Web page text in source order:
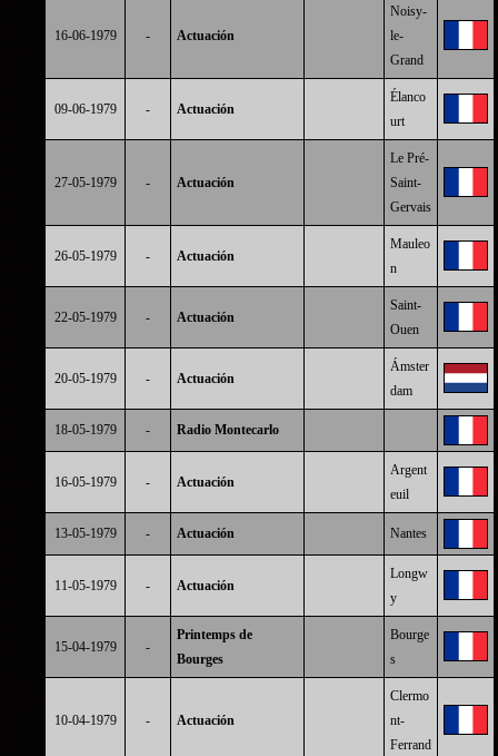
16-06-1979 - Actuación
Noisy-
le-
Grand
09-06-1979 - Actuación
Élanco
urt
27-05-1979 - Actuación
Le Pré-
Saint-
Gervais
26-05-1979 - Actuación
Mauleo
n
22-05-1979 - Actuación
Saint-
Ouen
20-05-1979 - Actuación
Ámster
dam
18-05-1979 - Radio Montecarlo
16-05-1979 - Actuación
Argent
euil
13-05-1979 - Actuación Nantes
11-05-1979 - Actuación
Longw
y
15-04-1979 -
Printemps de
Bourges
Bourge
s
10-04-1979 - Actuación
Clermo
nt-
Ferrand